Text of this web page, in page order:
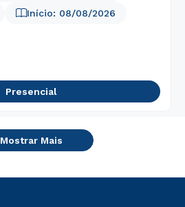
Início: 08/08/2026
Presencial
Mostrar Mais